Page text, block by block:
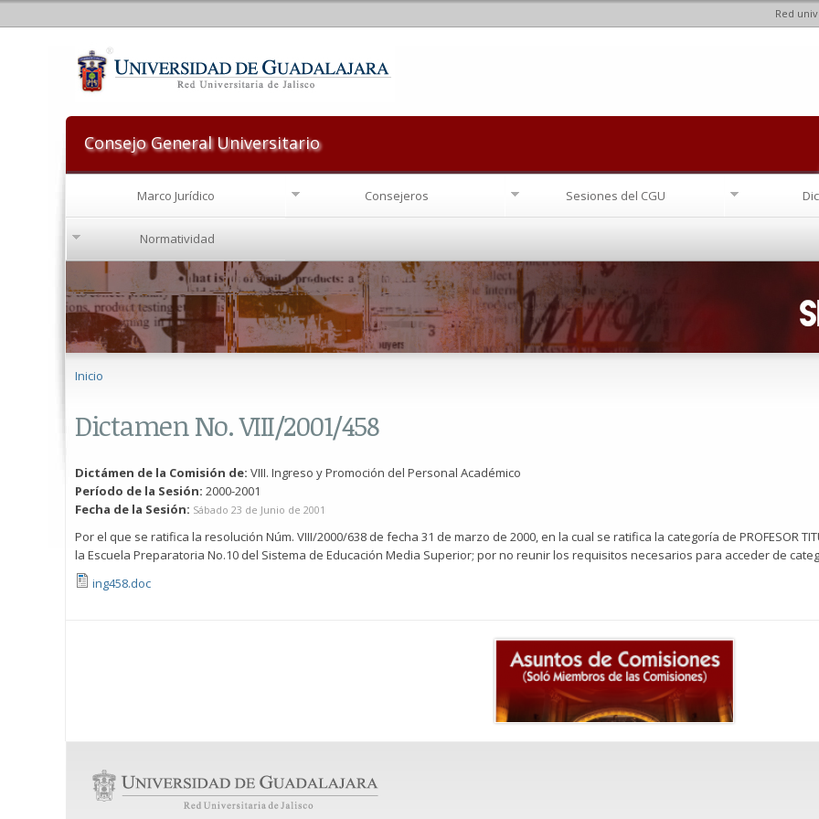
Red
Consejo General Universitario
Marco Jurídico Consejeros Sesiones del CGU
Normatividad
Inicio
Dictamen No. VIII/2001/458
Dictámen de la Comisión de: VIII. Ingreso y Promoción del Personal Académico
Período de la Sesión: 2000-2001
Fecha de la Sesión: Sábado 23 de Junio de 2001
Por el que se ratifica la resolución Núm. VIII/2000/638 de fecha 31 de marzo de 2000, en la cual se ratifica la categoría de PROFESOR
la Escuela Preparatoria No.10 del Sistema de Educación Media Superior; por no reunir los requisitos necesarios para acceder de
ing458.doc